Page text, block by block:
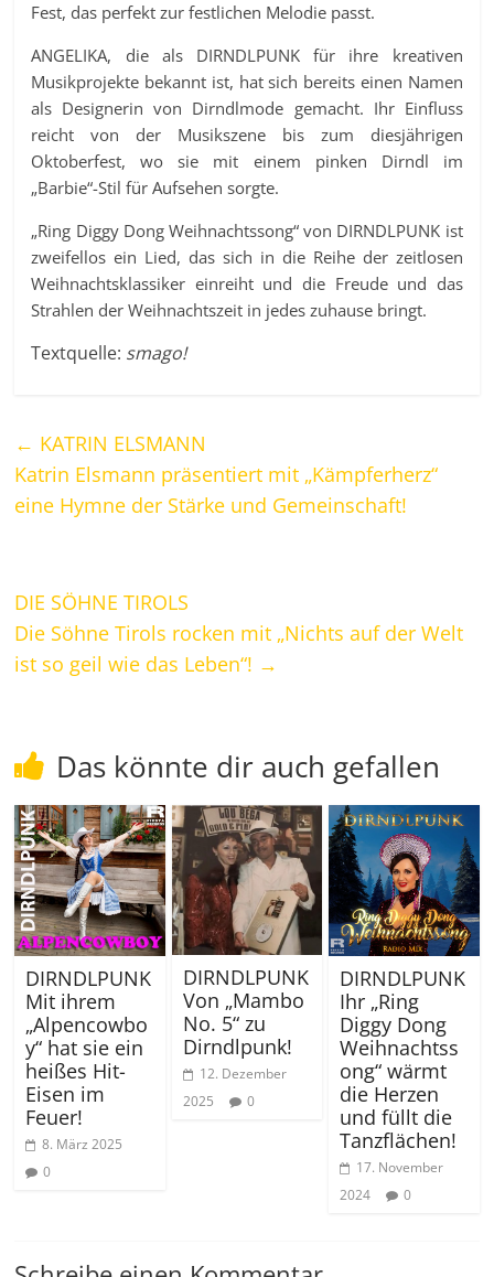
Fest, das perfekt zur festlichen Melodie passt.
ANGELIKA, die als DIRNDLPUNK für ihre kreativen
Musikprojekte bekannt ist, hat sich bereits einen Namen
als Designerin von Dirndlmode gemacht. Ihr Einfluss
reicht von der Musikszene bis zum diesjährigen
Oktoberfest, wo sie mit einem pinken Dirndl im
„Barbie“-Stil für Aufsehen sorgte.
„Ring Diggy Dong Weihnachtssong“ von DIRNDLPUNK ist
zweifellos ein Lied, das sich in die Reihe der zeitlosen
Weihnachtsklassiker einreiht und die Freude und das
Strahlen der Weihnachtszeit in jedes zuhause bringt.
Textquelle: smago!
← KATRIN ELSMANN
Katrin Elsmann präsentiert mit „Kämpferherz“
eine Hymne der Stärke und Gemeinschaft!
DIE SÖHNE TIROLS
Die Söhne Tirols rocken mit „Nichts auf der Welt
ist so geil wie das Leben“! →
Das könnte dir auch gefallen
DIRNDLPUNK
Mit ihrem
„Alpencowbo
y“ hat sie ein
heißes Hit-
Eisen im
Feuer!
8. März 2025
0
DIRNDLPUNK
Von „Mambo
No. 5“ zu
Dirndlpunk!
12. Dezember
2025
0
DIRNDLPUNK
Ihr „Ring
Diggy Dong
Weihnachtss
ong“ wärmt
die Herzen
und füllt die
Tanzflächen!
17. November
2024
0